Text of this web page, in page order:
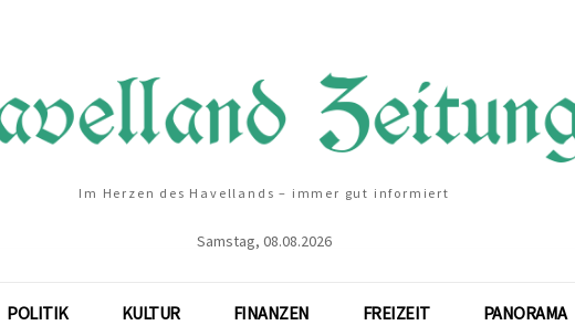
Im Herzen des Havellands – immer gut informiert
Samstag, 08.08.2026
POLITIK KULTUR FINANZEN FREIZEIT PANORAMA